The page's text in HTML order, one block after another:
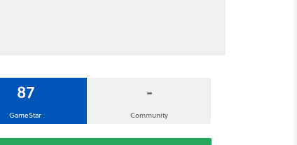
87
GameStar
-
Community